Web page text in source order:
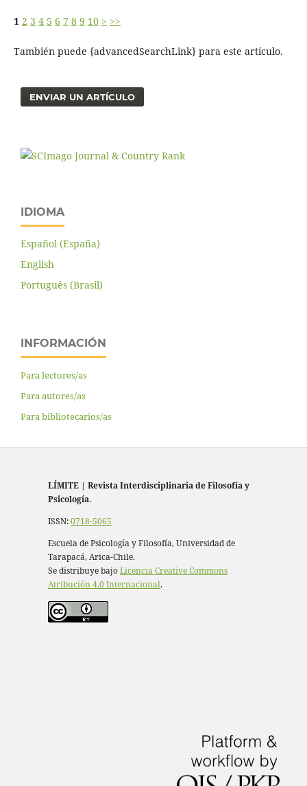
1 2 3 4 5 6 7 8 9 10 > >>
También puede {advancedSearchLink} para este artículo.
ENVIAR UN ARTÍCULO
IDIOMA
Español (España)
English
Português (Brasil)
INFORMACIÓN
Para lectores/as
Para autores/as
Para bibliotecarios/as
LÍMITE | Revista Interdisciplinaria de Filosofía y
Psicología.
ISSN:0718-5065
Escuela de Psicología y Filosofía, Universidad de
Tarapacá, Arica-Chile.
Se distribuye bajoLicencia Creative Commons
Atribución 4.0 Internacional.